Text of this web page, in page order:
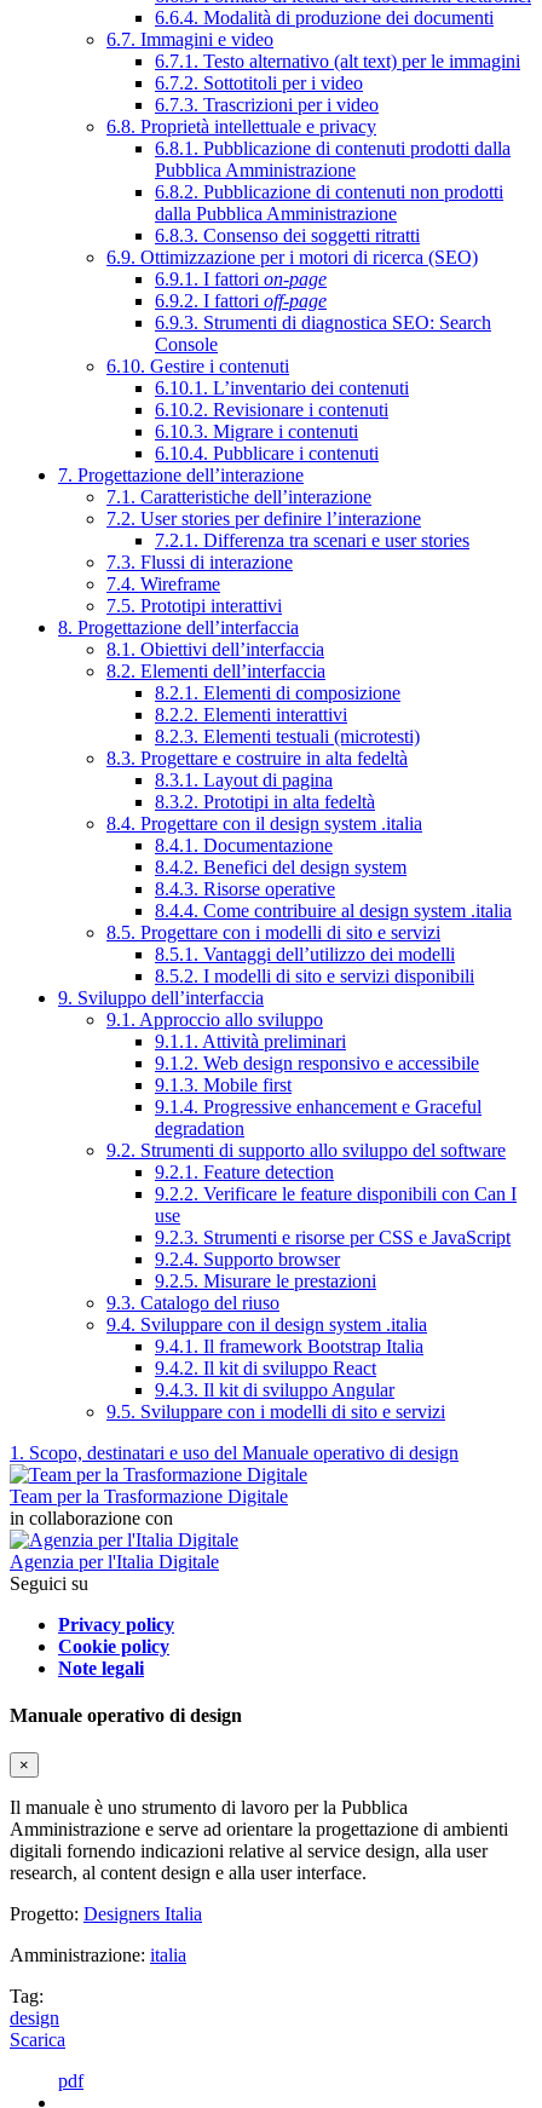
6.6.4. Modalità di produzione dei documenti
6.7. Immagini e video
6.7.1. Testo alternativo (alt text) per le immagini
6.7.2. Sottotitoli per i video
6.7.3. Trascrizioni per i video
6.8. Proprietà intellettuale e privacy
6.8.1. Pubblicazione di contenuti prodotti dalla
Pubblica Amministrazione
6.8.2. Pubblicazione di contenuti non prodotti
dalla Pubblica Amministrazione
6.8.3. Consenso dei soggetti ritratti
6.9. Ottimizzazione per i motori di ricerca (SEO)
6.9.1. I fattori on-page
6.9.2. I fattori off-page
6.9.3. Strumenti di diagnostica SEO: Search
Console
6.10. Gestire i contenuti
6.10.1. L’inventario dei contenuti
6.10.2. Revisionare i contenuti
6.10.3. Migrare i contenuti
6.10.4. Pubblicare i contenuti
7. Progettazione dell’interazione
7.1. Caratteristiche dell’interazione
7.2. User stories per definire l’interazione
7.2.1. Differenza tra scenari e user stories
7.3. Flussi di interazione
7.4. Wireframe
7.5. Prototipi interattivi
8. Progettazione dell’interfaccia
8.1. Obiettivi dell’interfaccia
8.2. Elementi dell’interfaccia
8.2.1. Elementi di composizione
8.2.2. Elementi interattivi
8.2.3. Elementi testuali (microtesti)
8.3. Progettare e costruire in alta fedeltà
8.3.1. Layout di pagina
8.3.2. Prototipi in alta fedeltà
8.4. Progettare con il design system .italia
8.4.1. Documentazione
8.4.2. Benefici del design system
8.4.3. Risorse operative
8.4.4. Come contribuire al design system .italia
8.5. Progettare con i modelli di sito e servizi
8.5.1. Vantaggi dell’utilizzo dei modelli
8.5.2. I modelli di sito e servizi disponibili
9. Sviluppo dell’interfaccia
9.1. Approccio allo sviluppo
9.1.1. Attività preliminari
9.1.2. Web design responsivo e accessibile
9.1.3. Mobile first
9.1.4. Progressive enhancement e Graceful
degradation
9.2. Strumenti di supporto allo sviluppo del software
9.2.1. Feature detection
9.2.2. Verificare le feature disponibili con Can I
use
9.2.3. Strumenti e risorse per CSS e JavaScript
9.2.4. Supporto browser
9.2.5. Misurare le prestazioni
9.3. Catalogo del riuso
9.4. Sviluppare con il design system .italia
9.4.1. Il framework Bootstrap Italia
9.4.2. Il kit di sviluppo React
9.4.3. Il kit di sviluppo Angular
9.5. Sviluppare con i modelli di sito e servizi
1. Scopo, destinatari e uso del Manuale operativo di design
Team per la Trasformazione Digitale
in collaborazione con
Agenzia per l'Italia Digitale
Seguici su
Privacy policy
Cookie policy
Note legali
Manuale operativo di design
×
Il manuale è uno strumento di lavoro per la Pubblica
Amministrazione e serve ad orientare la progettazione di ambienti
digitali fornendo indicazioni relative al service design, alla user
research, al content design e alla user interface.
Progetto: Designers Italia
Amministrazione: italia
Tag:
design
Scarica
pdf